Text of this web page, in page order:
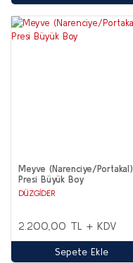
Meyve (Narenciye/Portakal)
Presi Büyük Boy
DÜZGİDER
2.200,00 TL + KDV
Sepete Ekle